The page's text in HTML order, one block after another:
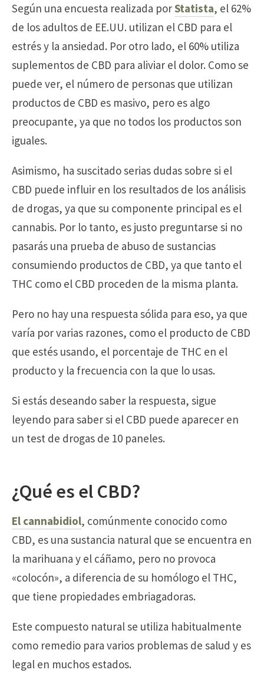
Según una encuesta realizada porStatista, el 62%
de los adultos de EE.UU. utilizan el CBD para el
estrés y la ansiedad. Por otro lado, el 60% utiliza
suplementos de CBD para aliviar el dolor. Como se
puede ver, el número de personas que utilizan
productos de CBD es masivo, pero es algo
preocupante, ya que no todos los productos son
iguales.
Asimismo, ha suscitado serias dudas sobre si el
CBD puede influir en los resultados de los análisis
de drogas, ya que su componente principal es el
cannabis. Por lo tanto, es justo preguntarse si no
pasarás una prueba de abuso de sustancias
consumiendo productos de CBD, ya que tanto el
THC como el CBD proceden de la misma planta.
Pero no hay una respuesta sólida para eso, ya que
varía por varias razones, como el producto de CBD
que estés usando, el porcentaje de THC en el
producto y la frecuencia con la que lo usas.
Si estás deseando saber la respuesta, sigue
leyendo para saber si el CBD puede aparecer en
un test de drogas de 10 paneles.
¿Qué es el CBD?
El cannabidiol, comúnmente conocido como
CBD, es una sustancia natural que se encuentra en
la marihuana y el cáñamo, pero no provoca
«colocón», a diferencia de su homólogo el THC,
que tiene propiedades embriagadoras.
Este compuesto natural se utiliza habitualmente
como remedio para varios problemas de salud y es
legal en muchos estados.